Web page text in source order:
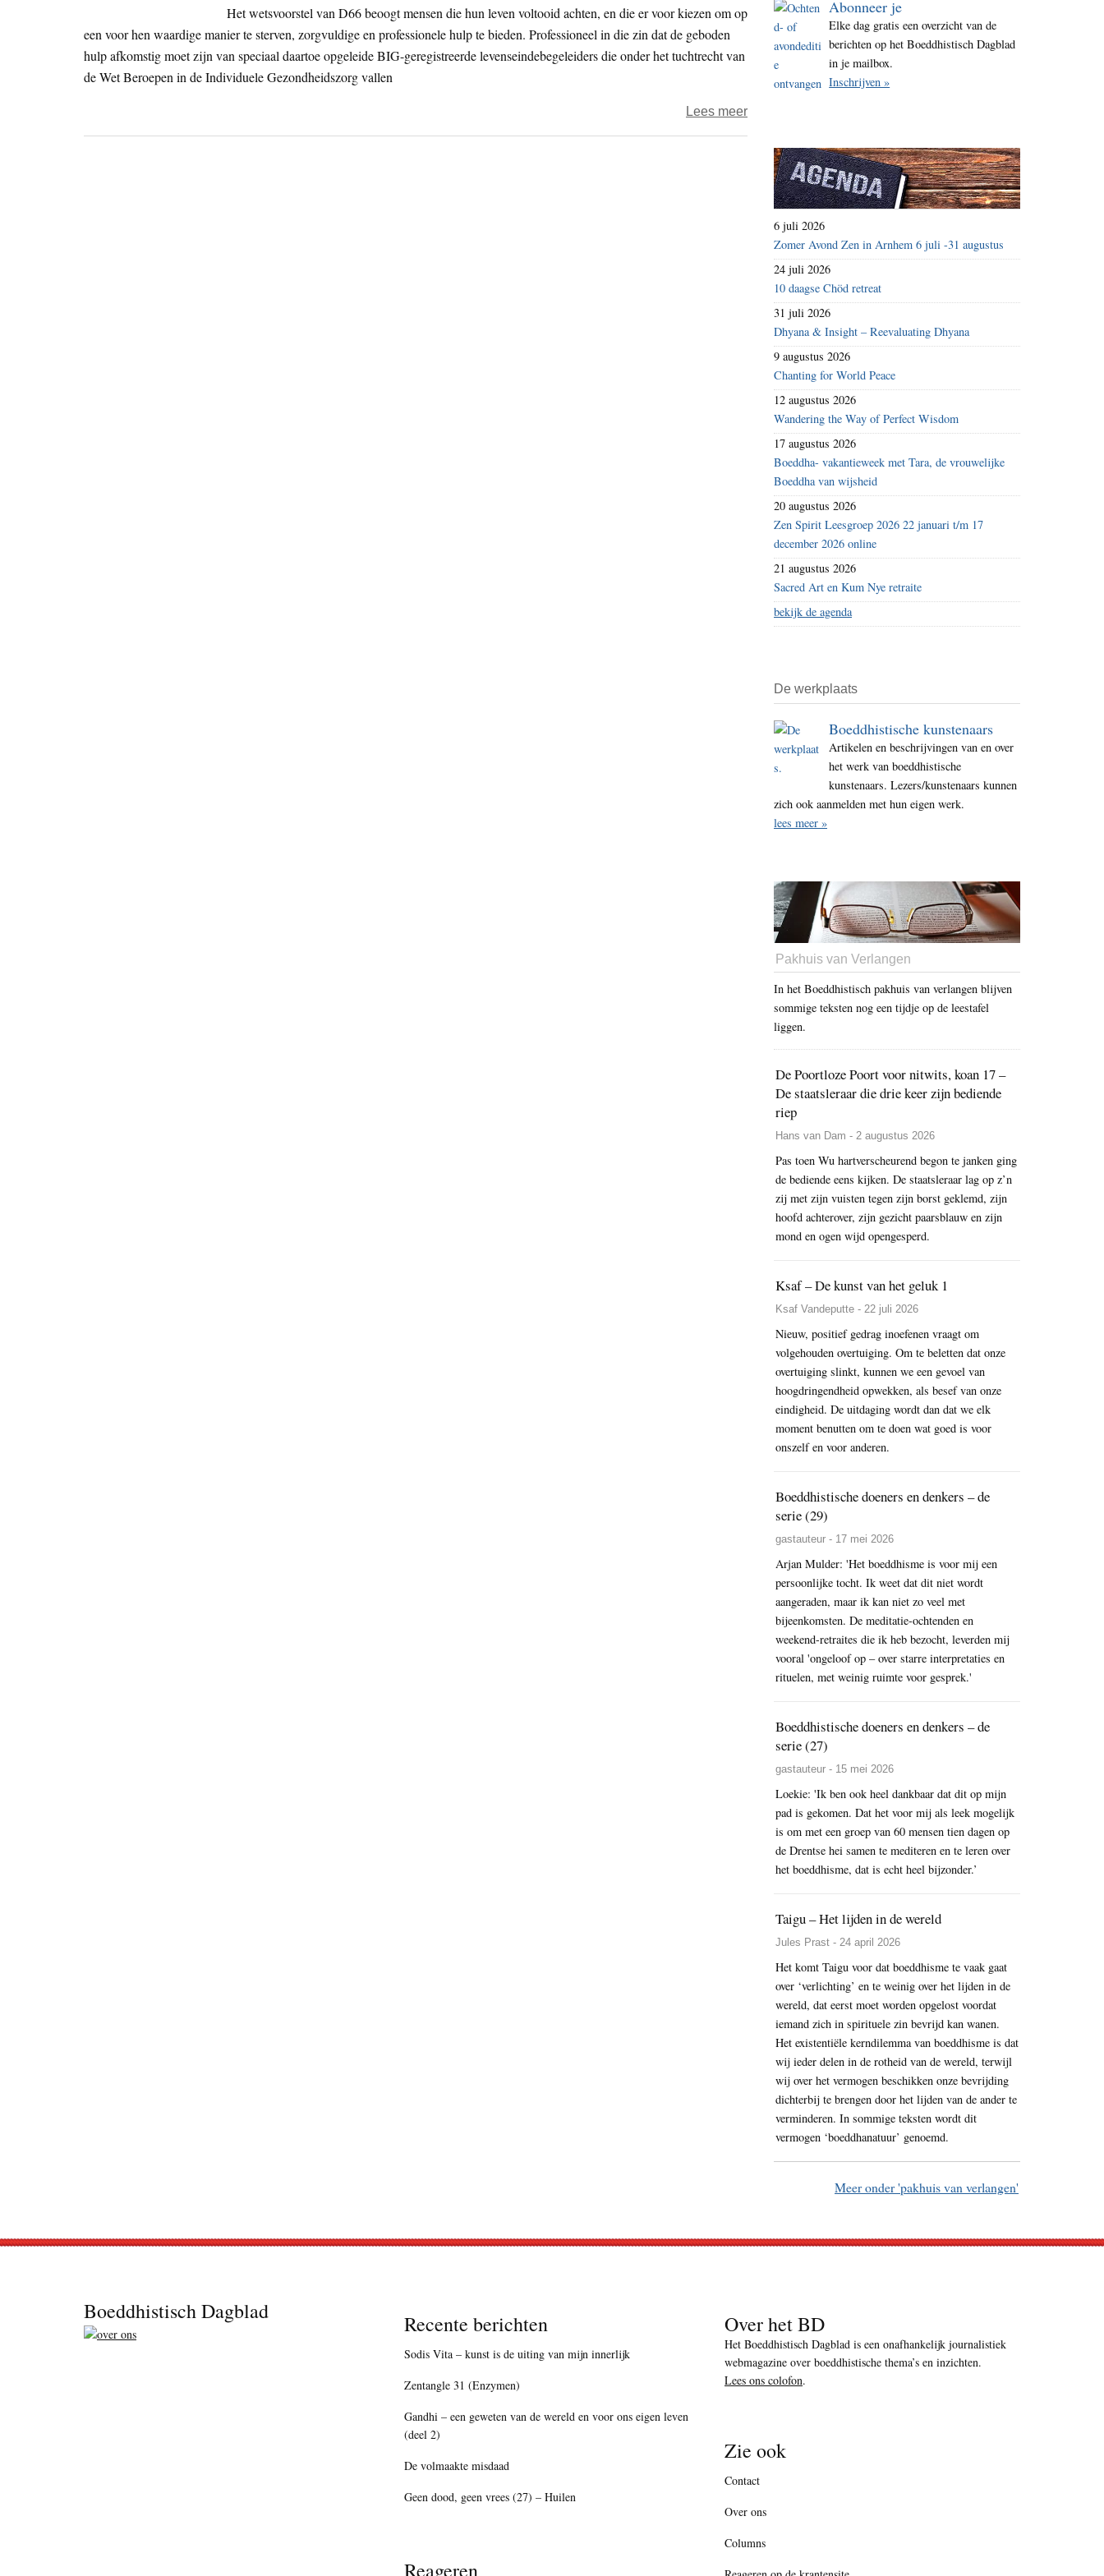
i
t
Het wetsvoorstel van D66 beoogt mensen die hun leven voltooid achten, en die er voor kiezen om op
een voor hen waardige manier te sterven, zorgvuldige en professionele hulp te bieden. Professioneel in die zin dat de geboden
hulp afkomstig moet zijn van speciaal daartoe opgeleide BIG-geregistreerde levenseindebegeleiders die onder het tuchtrecht van
de Wet Beroepen in de Individuele Gezondheidszorg vallen
Lees meerover
humane
dood,
regie
Abonneer je
Elke dag gratis een overzicht van de
berichten op het Boeddhistisch Dagblad
in je mailbox.
Inschrijven »
6 juli 2026
Zomer Avond Zen in Arnhem 6 juli -31 augustus
24 juli 2026
10 daagse Chöd retreat
31 juli 2026
Dhyana & Insight – Reevaluating Dhyana
9 augustus 2026
Chanting for World Peace
12 augustus 2026
Wandering the Way of Perfect Wisdom
17 augustus 2026
Boeddha- vakantieweek met Tara, de vrouwelijke
Boeddha van wijsheid
20 augustus 2026
Zen Spirit Leesgroep 2026 22 januari t/m 17
december 2026 online
21 augustus 2026
Sacred Art en Kum Nye retraite
bekijk de agenda
De werkplaats
Boeddhistische kunstenaars
Artikelen en beschrijvingen van en over
het werk van boeddhistische
kunstenaars. Lezers/kunstenaars kunnen
zich ook aanmelden met hun eigen werk.
lees meer »
Pakhuis van Verlangen
In het Boeddhistisch pakhuis van verlangen blijven
sommige teksten nog een tijdje op de leestafel
liggen.
De Poortloze Poort voor nitwits, koan 17 –
De staatsleraar die drie keer zijn bediende
riep
Hans van Dam - 2 augustus 2026
Pas toen Wu hartverscheurend begon te janken ging
de bediende eens kijken. De staatsleraar lag op z’n
zij met zijn vuisten tegen zijn borst geklemd, zijn
hoofd achterover, zijn gezicht paarsblauw en zijn
mond en ogen wijd opengesperd.
Ksaf – De kunst van het geluk 1
Ksaf Vandeputte - 22 juli 2026
Nieuw, positief gedrag inoefenen vraagt om
volgehouden overtuiging. Om te beletten dat onze
overtuiging slinkt, kunnen we een gevoel van
hoogdringendheid opwekken, als besef van onze
eindigheid. De uitdaging wordt dan dat we elk
moment benutten om te doen wat goed is voor
onszelf en voor anderen.
Boeddhistische doeners en denkers – de
serie (29)
gastauteur - 17 mei 2026
Arjan Mulder: 'Het boeddhisme is voor mij een
persoonlijke tocht. Ik weet dat dit niet wordt
aangeraden, maar ik kan niet zo veel met
bijeenkomsten. De meditatie-ochtenden en
weekend-retraites die ik heb bezocht, leverden mij
vooral 'ongeloof op – over starre interpretaties en
rituelen, met weinig ruimte voor gesprek.'
Boeddhistische doeners en denkers – de
serie (27)
gastauteur - 15 mei 2026
Loekie: 'Ik ben ook heel dankbaar dat dit op mijn
pad is gekomen. Dat het voor mij als leek mogelijk
is om met een groep van 60 mensen tien dagen op
de Drentse hei samen te mediteren en te leren over
het boeddhisme, dat is echt heel bijzonder.’
Taigu – Het lijden in de wereld
Jules Prast - 24 april 2026
Het komt Taigu voor dat boeddhisme te vaak gaat
over ‘verlichting’ en te weinig over het lijden in de
wereld, dat eerst moet worden opgelost voordat
iemand zich in spirituele zin bevrijd kan wanen.
Het existentiële kerndilemma van boeddhisme is dat
wij ieder delen in de rotheid van de wereld, terwijl
wij over het vermogen beschikken onze bevrijding
dichterbij te brengen door het lijden van de ander te
verminderen. In sommige teksten wordt dit
vermogen ‘boeddhanatuur’ genoemd.
Meer onder 'pakhuis van verlangen'
Boeddhistisch Dagblad Recente berichten
Sodis Vita – kunst is de uiting van mijn innerlijk
Zentangle 31 (Enzymen)
Gandhi – een geweten van de wereld en voor ons eigen leven
(deel 2)
De volmaakte misdaad
Geen dood, geen vrees (27) – Huilen
Reageren
Over het BD
Het Boeddhistisch Dagblad is een onafhankelijk journalistiek
webmagazine over boeddhistische thema’s en inzichten.
Lees ons colofon.
Zie ook
Contact
Over ons
Columns